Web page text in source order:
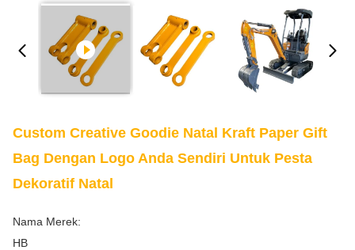
Custom Creative Goodie Natal Kraft Paper Gift
Bag Dengan Logo Anda Sendiri Untuk Pesta
Dekoratif Natal
Nama Merek:
HB